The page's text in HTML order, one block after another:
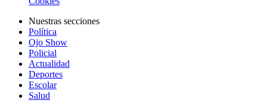
Nuestras secciones
Política
Ojo Show
Policial
Actualidad
Deportes
Escolar
Salud